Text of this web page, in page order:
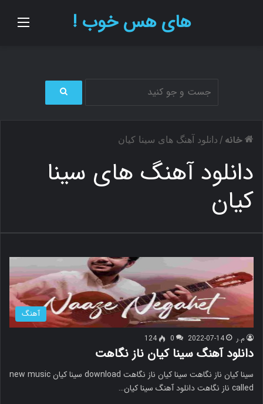
های هس خوب !
ج
ب
ر
خانه / دانلود آهنگ های سینا کیان
دانلود آهنگ های سینا
کیان
آهنگ
م.ر 2022-07-14
0
124
دانلود آهنگ سینا کیان ناز نگاهت
سینا کیان ناز نگاهت سینا کیان ناز نگاهت download سینا کیان new music
called ناز نگاهت دانلود آهنگ سینا کیان…